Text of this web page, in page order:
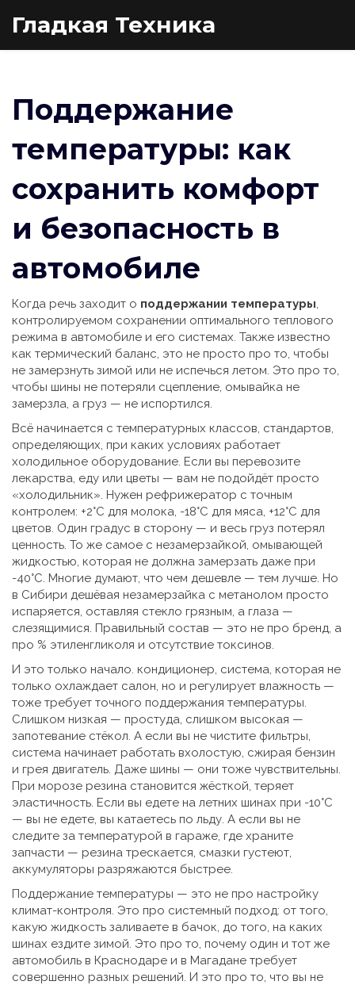
Гладкая Техника
Поддержание
температуры: как
сохранить комфорт
и безопасность в
автомобиле
Когда речь заходит о поддержании температуры,
контролируемом сохранении оптимального теплового
режима в автомобиле и его системах. Также известно
как термический баланс, это не просто про то, чтобы
не замерзнуть зимой или не испечься летом. Это про то,
чтобы шины не потеряли сцепление, омывайка не
замерзла, а груз — не испортился.
Всё начинается с температурных классов, стандартов,
определяющих, при каких условиях работает
холодильное оборудование. Если вы перевозите
лекарства, еду или цветы — вам не подойдёт просто
«холодильник». Нужен рефрижератор с точным
контролем: +2°C для молока, -18°C для мяса, +12°C для
цветов. Один градус в сторону — и весь груз потерял
ценность. То же самое с незамерзайкой, омывающей
жидкостью, которая не должна замерзать даже при
-40°C. Многие думают, что чем дешевле — тем лучше. Но
в Сибири дешёвая незамерзайка с метанолом просто
испаряется, оставляя стекло грязным, а глаза —
слезящимися. Правильный состав — это не про бренд, а
про % этиленгликоля и отсутствие токсинов.
И это только начало. кондиционер, система, которая не
только охлаждает салон, но и регулирует влажность —
тоже требует точного поддержания температуры.
Слишком низкая — простуда, слишком высокая —
запотевание стёкол. А если вы не чистите фильтры,
система начинает работать вхолостую, сжирая бензин
и грея двигатель. Даже шины — они тоже чувствительны.
При морозе резина становится жёсткой, теряет
эластичность. Если вы едете на летних шинах при -10°C
— вы не едете, вы катаетесь по льду. А если вы не
следите за температурой в гараже, где храните
запчасти — резина трескается, смазки густеют,
аккумуляторы разряжаются быстрее.
Поддержание температуры — это не про настройку
климат-контроля. Это про системный подход: от того,
какую жидкость заливаете в бачок, до того, на каких
шинах ездите зимой. Это про то, почему один и тот же
автомобиль в Краснодаре и в Магадане требует
совершенно разных решений. И это про то, что вы не